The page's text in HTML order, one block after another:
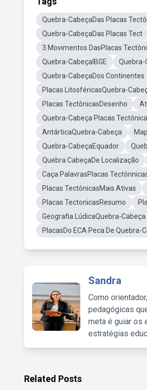
Quebra-CabeçaDas Placas
Quebra-CabeçaDas Placas Tect
3 Movimentos DasPlacas
Quebra-CabeçaIBGE
Quebra-
Quebra-CabeçaDos Continentes
Placas LitosféricasQuebra-
Placas TectônicasDesenho
Quebra-Cabeça Placas
AntárticaQuebra-Cabeça
Quebra-CabeçaEquador
Quebra CabeçaDe Localização
Caça PalavrasPlacas
Placas TectônicasMais Ativas
Placas TectonicasResumo
Geografia LúdicaQuebra-Cabeça
PlacasDo ECA Peca De Quebra-
Sandra
Como
pedagógicas
meta é guiar os
estratégias
Related Posts